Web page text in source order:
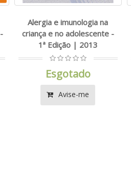
Alergia e imunologia na
criança e no adolescente -
1ª Edição | 2013
Esgotado
Avise-me